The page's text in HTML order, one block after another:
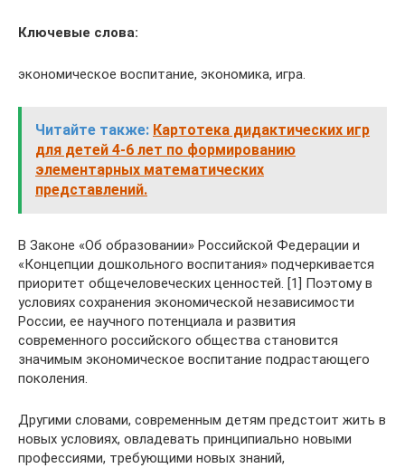
Ключевые слова:
экономическое воспитание, экономика, игра.
Читайте также: Картотека дидактических игр
для детей 4-6 лет по формированию
элементарных математических
представлений.
В Законе «Об образовании» Российской Федерации и
«Концепции дошкольного воспитания» подчеркивается
приоритет общечеловеческих ценностей. [1] Поэтому в
условиях сохранения экономической независимости
России, ее научного потенциала и развития
современного российского общества становится
значимым экономическое воспитание подрастающего
поколения.
Другими словами, современным детям предстоит жить в
новых условиях, овладевать принципиально новыми
профессиями, требующими новых знаний,